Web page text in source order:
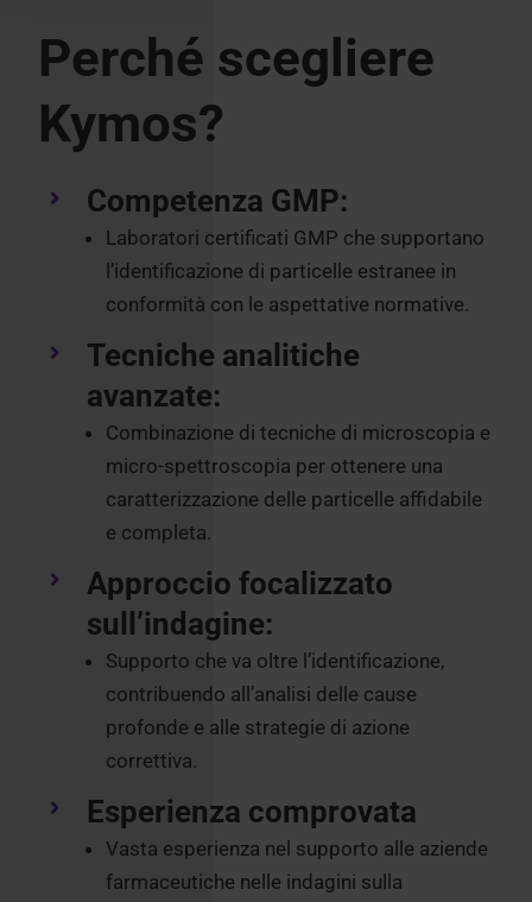
Perché scegliere
Kymos?
Competenza GMP:
Laboratori certificati GMP che supportano
l’identificazione di particelle estranee in
conformità con le aspettative normative.
Tecniche analitiche
avanzate:
Combinazione di tecniche di microscopia e
micro-spettroscopia per ottenere una
caratterizzazione delle particelle affidabile
e completa.
Approccio focalizzato
sull’indagine:
Supporto che va oltre l’identificazione,
contribuendo all’analisi delle cause
profonde e alle strategie di azione
correttiva.
Esperienza comprovata
Vasta esperienza nel supporto alle aziende
farmaceutiche nelle indagini sulla